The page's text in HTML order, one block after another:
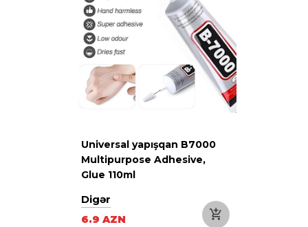
Universal yapışqan B7000
Multipurpose Adhesive,
Glue 110ml
Digər
6.9 AZN